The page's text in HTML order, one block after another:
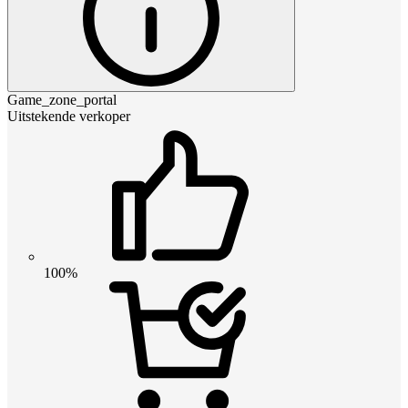
Game_zone_portal
Uitstekende verkoper
100%